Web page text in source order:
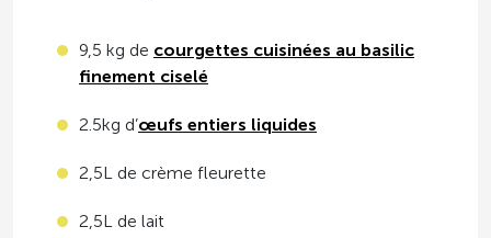
9,5 kg de courgettes cuisinées au basilic
finement ciselé
2.5kg d’œufs entiers liquides
2,5L de crème fleurette
2,5L de lait